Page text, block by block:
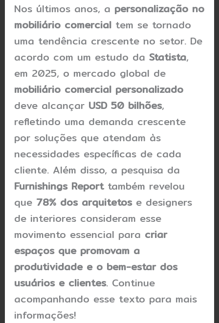
Nos últimos anos, a personalização no
mobiliário comercial tem se tornado
uma tendência crescente no setor. De
acordo com um estudo daStatista,
em 2025, o mercado global de
mobiliário comercial personalizado
deve alcançar USD 50 bilhões,
refletindo uma demanda crescente
por soluções que atendam às
necessidades específicas de cada
cliente. Além disso, a pesquisa da
Furnishings Reporttambém revelou
que 78% dos arquitetose designers
de interiores consideram esse
movimento essencial para criar
espaços que promovam a
produtividade e o bem-estar dos
usuários e clientes. Continue
acompanhando esse texto para mais
informações!